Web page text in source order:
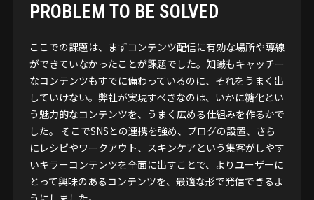
PROBLEM TO BE SOLVED
ここでの課題は、まずコンテンツ配信に有効な場所や導線
ができていなかったことが課題でした。知識もキャッチー
なコンテンツもすでに備わっているのに、それをうまく出
していけない。弊社が実現すべきなのは、いかに糖化とい
う魅力的なコンテンツを、うまく広める仕組みを作るかで
した。 そこでSNSとの連携を強め、ブログの設置、さら
にレシピやワークアウト、スキンケアという集客がしやす
いキラーコンテンツを全面に出すことで、よりユーザーに
とって興味のあるコンテンツを、最適な形で発信できるよ